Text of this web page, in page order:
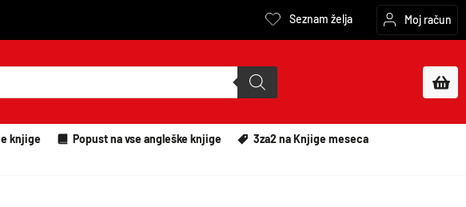
Seznam želja Moj račun
knjige Popust na vse angleške knjige
3za2 na Knjige meseca